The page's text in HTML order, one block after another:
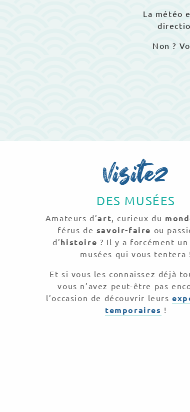
La météo
Non ?
Visitez
DES MUSÉES
Amateurs d’art, curieux du
férus de savoir-faire ou
d’histoire ? Il y a forcément un
musées qui vous tentera !
Et si vous les connaissez déjà
vous n’avez peut-être pas
l’occasion de découvrir leurs
temporaires !